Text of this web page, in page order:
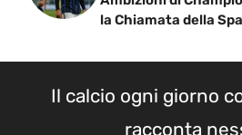
la Chiamata della
Il calcio ogni giorno
racconta